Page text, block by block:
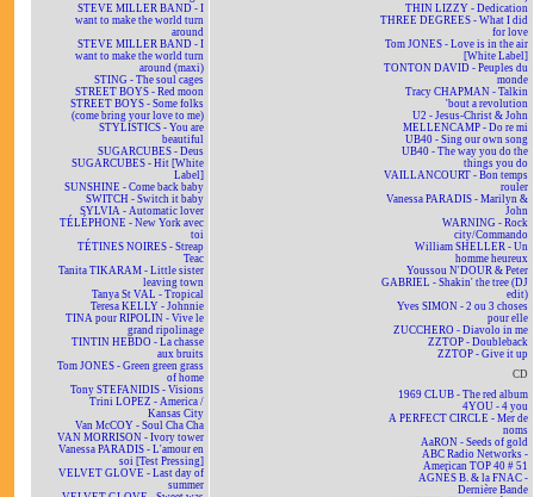
STEVE MILLER BAND - I
want to make the world turn
around
STEVE MILLER BAND - I
want to make the world turn
around (maxi)
STING - The soul cages
STREET BOYS - Red moon
STREET BOYS - Some folks
(come bring your love to me)
STYLISTICS - You are
beautiful
SUGARCUBES - Deus
SUGARCUBES - Hit [White
Label]
SUNSHINE - Come back baby
SWITCH - Switch it baby
SYLVIA - Automatic lover
TÉLÉPHONE - New York avec
toi
TÉTINES NOIRES - Streap
Teac
Tanita TIKARAM - Little sister
leaving town
Tanya St VAL - Tropical
Teresa KELLY - Johnnie
TINA pour RIPOLIN - Vive le
grand ripolinage
TINTIN HEBDO - La chasse
aux bruits
Tom JONES - Green green grass
of home
Tony STEFANIDIS - Visions
Trini LOPEZ - America /
Kansas City
Van McCOY - Soul Cha Cha
VAN MORRISON - Ivory tower
Vanessa PARADIS - L'amour en
soi [Test Pressing]
VELVET GLOVE - Last day of
summer
THIN LIZZY - Dedication
THREE DEGREES - What I did
for love
Tom JONES - Love is in the air
[White Label]
TONTON DAVID - Peuples du
monde
Tracy CHAPMAN - Talkin
'bout a revolution
U2 - Jesus-Christ & John
MELLENCAMP - Do re mi
UB40 - Sing our own song
UB40 - The way you do the
things you do
VAILLANCOURT - Bon temps
rouler
Vanessa PARADIS - Marilyn &
John
WARNING - Rock
city/Commando
William SHELLER - Un
homme heureux
Youssou N'DOUR & Peter
GABRIEL - Shakin' the tree (DJ
edit)
Yves SIMON - 2 ou 3 choses
pour elle
ZUCCHERO - Diavolo in me
ZZTOP - Doubleback
ZZTOP - Give it up
CD
1969 CLUB - The red album
4YOU - 4 you
A PERFECT CIRCLE - Mer de
noms
AaRON - Seeds of gold
ABC Radio Networks -
American TOP 40 # 51
AGNÈS B. & la FNAC -
Dernière Bande